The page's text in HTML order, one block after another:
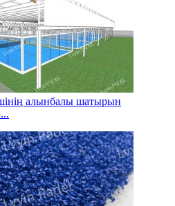
алынбалы шатырын